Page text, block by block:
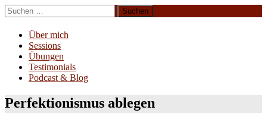
Zum
Inhalt
springen
Suchen
nach:
Über mich
Sessions
Übungen
Testimonials
Podcast & Blog
Perfektionismus ablegen